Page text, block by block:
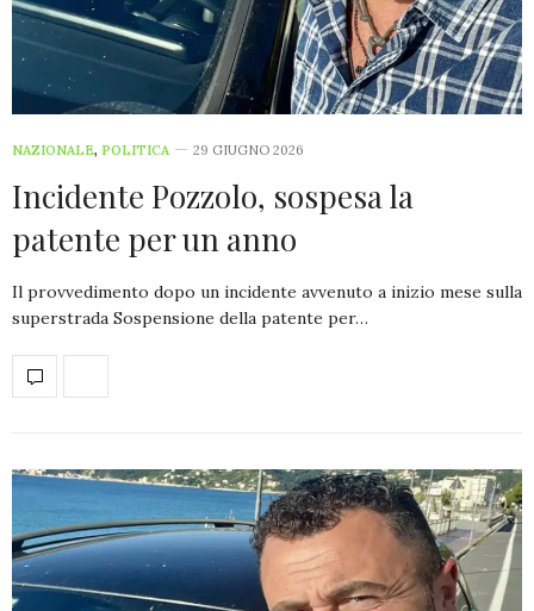
NAZIONALE, POLITICA 29 GIUGNO 2026
Incidente Pozzolo, sospesa la
patente per un anno
Il provvedimento dopo un incidente avvenuto a inizio mese sulla
superstrada Sospensione della patente per…